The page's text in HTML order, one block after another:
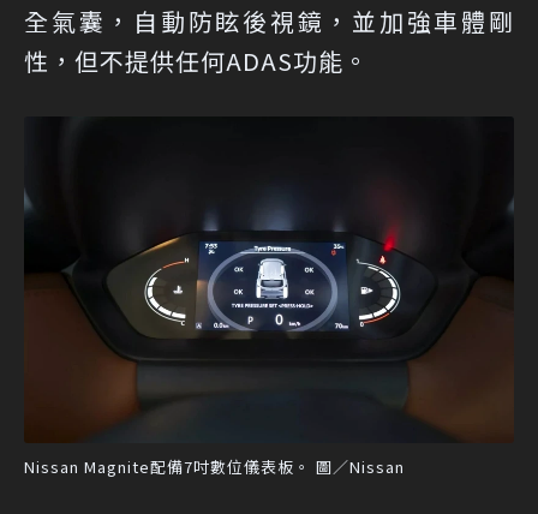
全氣囊，自動防眩後視鏡，並加強車體剛
性，但不提供任何ADAS功能。
Nissan Magnite配備7吋數位儀表板。 圖／Nissan